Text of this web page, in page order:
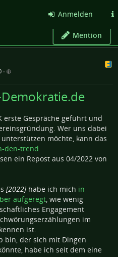
Anmelden
Mention
•
erste Gespräche geführt und
Wer uns dabei
möchte, kann das
den-trend
ein Repost aus 04/2022 von
[2022] habe ich mich in
aufgeregt, wie wenig
Engagement
im
ist.
bin, der sich mit Dingen
habe ich seit dem eine